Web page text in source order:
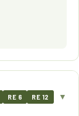
RE 6 RE 12 ▼